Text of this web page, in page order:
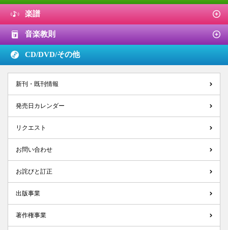
楽譜
音楽教則
CD/DVD/その他
新刊・既刊情報
発売日カレンダー
リクエスト
お問い合わせ
お詫びと訂正
出版事業
著作権事業